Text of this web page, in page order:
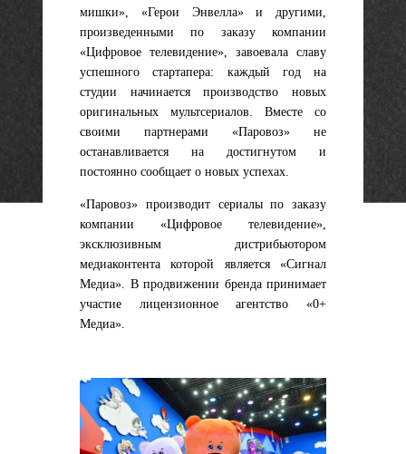
мишки», «Герои Энвелла» и другими,
произведенными по заказу компании
«Цифровое телевидение», завоевала славу
успешного стартапера: каждый год на
студии начинается производство новых
оригинальных мультсериалов. Вместе со
своими партнерами «Паровоз» не
останавливается на достигнутом и
постоянно сообщает о новых успехах.
«Паровоз» производит сериалы по заказу
компании «Цифровое телевидение»,
эксклюзивным дистрибьютором
медиаконтента которой является «Сигнал
Медиа». В продвижении бренда принимает
участие лицензионное агентство «0+
Медиа».